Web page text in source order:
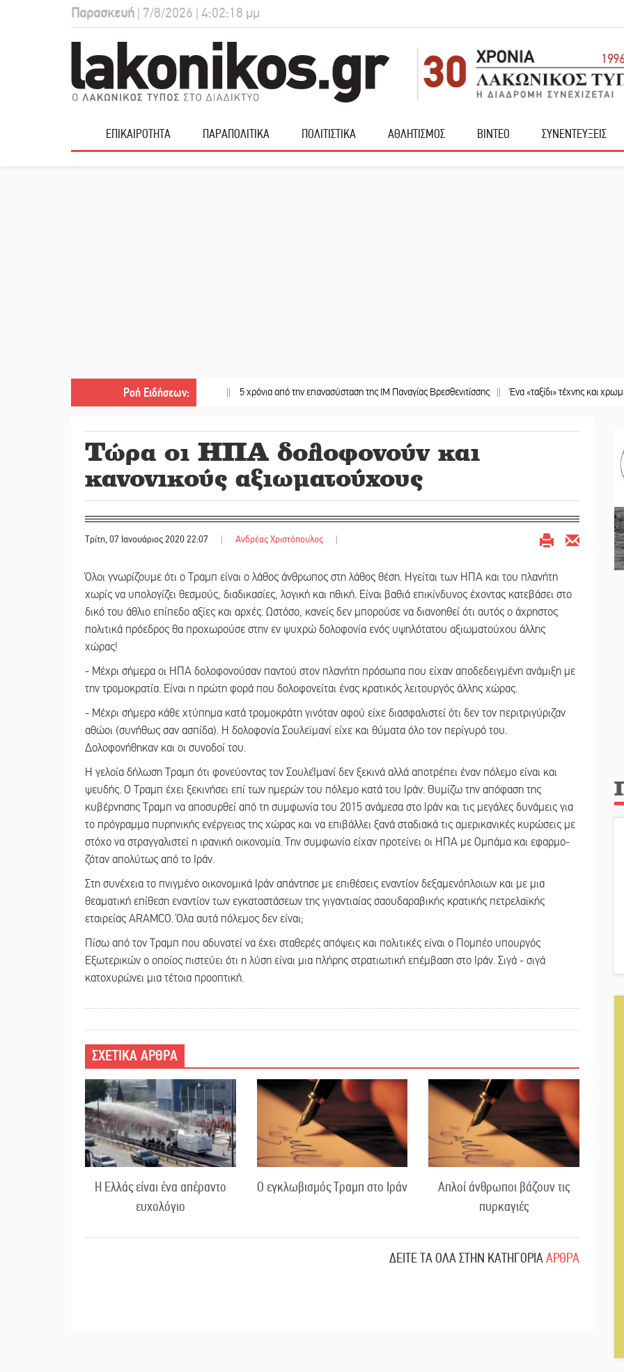
Παρασκευή | 7/8/2026 | 4:02:19 μμ
ΕΠΙΚΑΙΡΟΤΗΤΑ ΠΑΡΑΠΟΛΙΤΙΚΑ ΠΟΛΙΤΙΣΤΙΚΑ ΑΘΛΗΤΙΣΜΟΣ ΒΙΝΤΕΟ ΣΥΝΕΝΤΕΥΞΕΙΣ
Ροή Ειδήσεων:
|| 5 χρόνια από την επανασύσταση της ΙΜ Παναγίας Βρεσθενιτίσσης || Ένα «ταξίδι» τέχνης και χρωμάτων στη
Τώρα οι ΗΠΑ δολοφονούν και
κανονικούς αξιωματούχους
Τρίτη, 07 Ιανουάριος 2020 22:07 | Ανδρέας Χριστόπουλος |
Όλοι γνωρίζουμε ότι ο Τραμπ είναι ο λάθος άνθρωπος στη λάθος θέση. Ηγείται των ΗΠΑ και του πλανήτη
χωρίς να υπολογίζει θεσμούς, διαδικασίες, λογική και ηθική. Είναι βαθιά επικίνδυνος έχοντας κατεβάσει στο
δικό του άθλιο επίπεδο αξίες και αρχές. Ωστόσο, κανείς δεν μπορούσε να διανοηθεί ότι αυτός ο άχρηστος
πολιτικά πρόεδρος θα προχωρούσε στην εν ψυχρώ δολοφονία ενός υψηλότατου αξιωματούχου άλλης
χώρας!
- Μέχρι σήμερα οι ΗΠΑ δολοφονούσαν παντού στον πλανήτη πρόσωπα που είχαν αποδεδειγμένη ανάμιξη με
την τρομοκρατία. Είναι η πρώτη φορά που δολοφονείται ένας κρατικός λειτουργός άλλης χώρας.
- Μέχρι σήμερα κάθε χτύπημα κατά τρομοκράτη γινόταν αφού είχε διασφαλιστεί ότι δεν τον περιτριγύριζαν
αθώοι (συνήθως σαν ασπίδα). Η δολοφονία Σουλεϊμανί είχε και θύματα όλο τον περίγυρό του.
Δολοφονήθηκαν και οι συνοδοί του.
Η γελοία δήλωση Τραμπ ότι φονεύοντας τον ΣουλεΊμανί δεν ξεκινά αλλά αποτρέπει έναν πόλεμο είναι και
ψευδής. Ο Τραμπ έχει ξεκινήσει επί των ημερών του πόλεμο κατά του Ιράν. Θυμίζω την απόφαση της
κυβέρνησης Τραμπ να αποσυρθεί από τη συμφωνία του 2015 ανάμεσα στο Ιράν και τις μεγάλες δυνάμεις για
το πρόγραμμα πυρηνικής ενέργειας της χώρας και να επιβάλλει ξανά σταδιακά τις αμερικανικές κυρώσεις με
στόχο να στραγγαλιστεί η ιρανική οικονομία. Την συμφωνία είχαν προτείνει οι ΗΠΑ με Ομπάμα και εφαρμο-
ζόταν απολύτως από το Ιράν.
Στη συνέχεια το πνιγμένο οικονομικά Ιράν απάντησε με επιθέσεις εναντίον δεξαμενόπλοιων και με μια
θεαματική επίθεση εναντίον των εγκαταστάσεων της γιγαντιαίας σαουδαραβικής κρατικής πετρελαϊκής
εταιρείας ARAMCO. Όλα αυτά πόλεμος δεν είναι;
Πίσω από τον Τραμπ που αδυνατεί να έχει σταθερές απόψεις και πολιτικές είναι ο Πομπέο υπουργός
Εξωτερικών ο οποίος πιστεύει ότι η λύση είναι μια πλήρης στρατιωτική επέμβαση στο Ιράν. Σιγά - σιγά
κατοχυρώνει μια τέτοια προοπτική.
ΣΧΕΤΙΚΑ ΑΡΘΡΑ
Η Ελλάς είναι ένα απέραντο
ευχολόγιο
Ο εγκλωβισμός Τραμπ στο Ιράν
Απλοί άνθρωποι βάζουν τις
πυρκαγιές
ΔΕΙΤΕ ΤΑ ΟΛΑ ΣΤΗΝ ΚΑΤΗΓΟΡΙΑΑΡΘΡΑ